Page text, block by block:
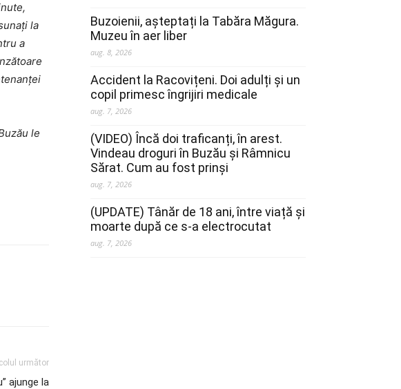
la
a
le
următor
ajunge la
Buzoienii, așteptați la Tabăra Măgura.
Muzeu în aer liber
aug. 8, 2026
Accident la Racovițeni. Doi adulți și un
copil primesc îngrijiri medicale
aug. 7, 2026
(VIDEO) Încă doi traficanți, în arest.
Vindeau droguri în Buzău și Râmnicu
Sărat. Cum au fost prinși
aug. 7, 2026
(UPDATE) Tânăr de 18 ani, între viață și
moarte după ce s-a electrocutat
aug. 7, 2026